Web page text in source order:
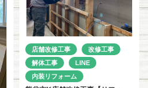
店舗改修工事
改修工事
解体工事
LINE
内装リフォーム